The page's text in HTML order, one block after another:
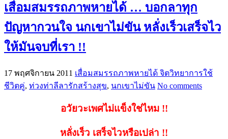
เสื่อมสมรรถภาพหายได้ … บอกลาทุก
ปัญหากวนใจ นกเขาไม่ขัน หลั่งเร็วเสร็จไว
ให้มันจบที่เรา !!
17 พฤศจิกายน 2011 เสื่อมสมรรถภาพหายได้ จิตวิทยาการใช้
ชีวิตคู่, ท่วงท่าลีลารักสร้างสุข, นกเขาไม่ขัน No comments
อวัยวะเพศไม่แข็งใช่ไหม !!
หลั่งเร็ว เสร็จไวหรือเปล่า !!